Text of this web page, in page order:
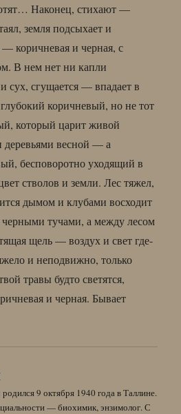
Наконец, стихают —
земля подсыхает и
коричневая и черная, с
В нем нет ни капли
сух, сгущается — впадает в
коричневый, но не тот
который царит живой
деревьями весной — а
бесповоротно уходящий в
стволов и земли. Лес тяжел,
дымом и клубами восходит
тучами, а между лесом
щель — воздух и свет где-
и неподвижно, только
травы будто светятся,
и черная. Бывает
9 октября 1940 года в Таллине.
— биохимик, энзимолог. С